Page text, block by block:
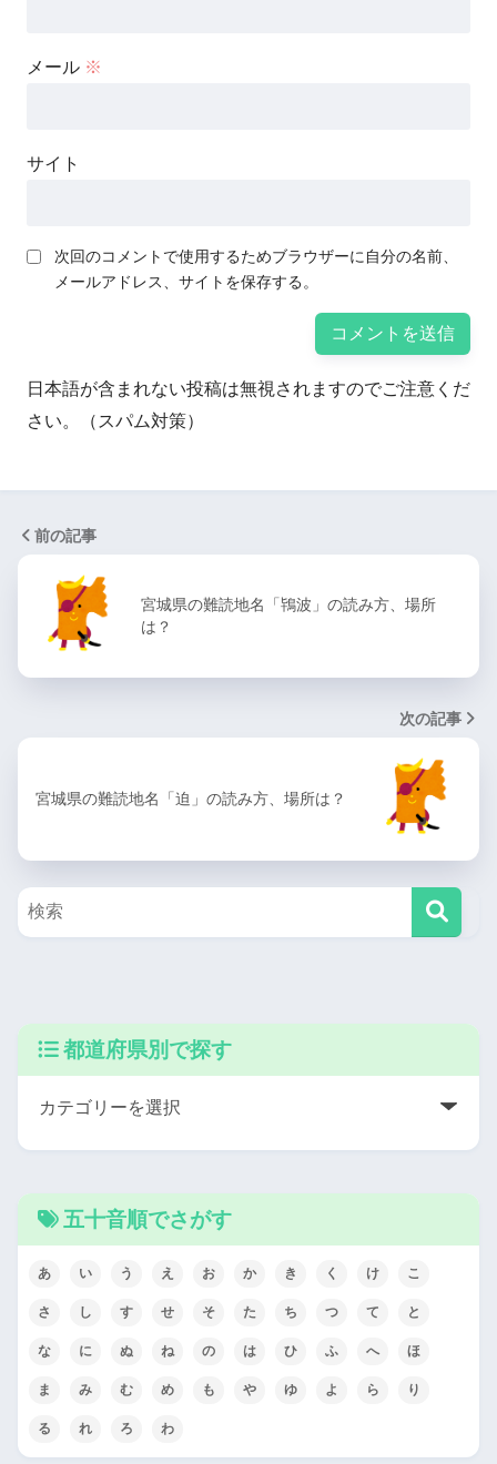
メール ※
サイト
次回のコメントで使用するためブラウザーに自分の名前、
メールアドレス、サイトを保存する。
日本語が含まれない投稿は無視されますのでご注意くだ
さい。（スパム対策）
前の記事
宮城県の難読地名「鴇波」の読み方、場所
は？
次の記事
宮城県の難読地名「迫」の読み方、場所は？
都道府県別で探す
五十音順でさがす
あ い う え お か き く け こ
さ し す せ そ た ち つ て と
な に ぬ ね の は ひ ふ へ ほ
ま み む め も や ゆ よ ら り
る れ ろ わ